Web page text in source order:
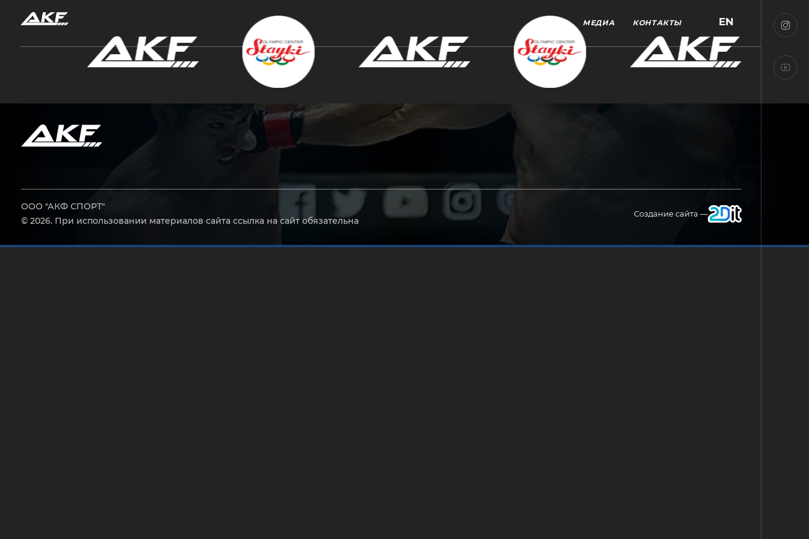
МЕДИА КОНТАКТЫ EN
ООО "АКФ СПОРТ"
© 2026. При использовании материалов сайта ссылка на сайт обязательна
Создание сайта —
Нажмите Enter для поиска или Esc, чтобы закрыть